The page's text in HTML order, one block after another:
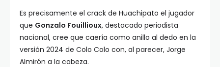
Es precisamente el crack de Huachipato el jugador
que Gonzalo Fouillioux, destacado periodista
nacional, cree que caería como anillo al dedo en la
versión 2024 de Colo Colo con, al parecer, Jorge
Almirón a la cabeza.